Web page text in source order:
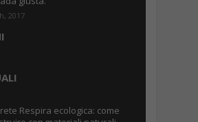
2017
Respira ecologica: come